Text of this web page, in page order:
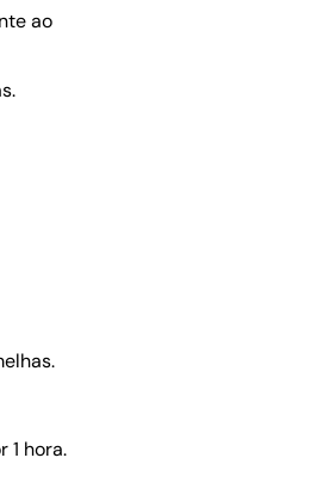
ao
1 hora.